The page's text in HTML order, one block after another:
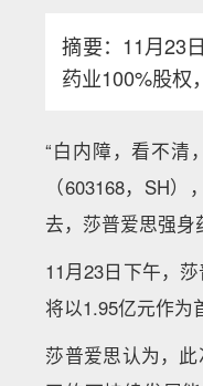
摘要：11月23
药业100%股权
“白内障，看不清
（603168，SH
去，莎普爱思强身
11月23日下午，
将以1.95亿元作为
莎普爱思认为，